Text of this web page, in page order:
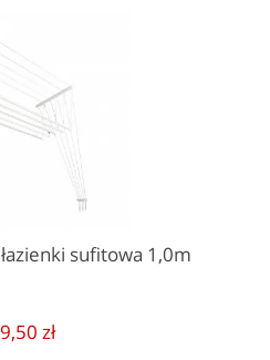
sufitowa 1,0m
zł